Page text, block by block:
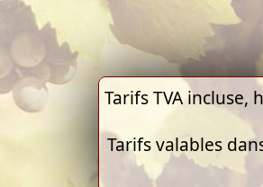
Tarifs TVA
Tarifs valables